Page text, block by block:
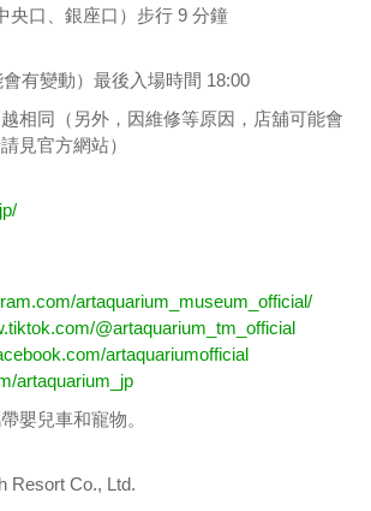
央口、銀座口）步行 9 分鐘
有變動）最後入場時間 18:00
相同（另外，因維修等原因，店舖可能會
見官方網站）
artaquarium_museum_official/
@artaquarium_tm_official
artaquariumofficial
artaquarium_jp
嬰兒車和寵物。
Resort Co., Ltd.